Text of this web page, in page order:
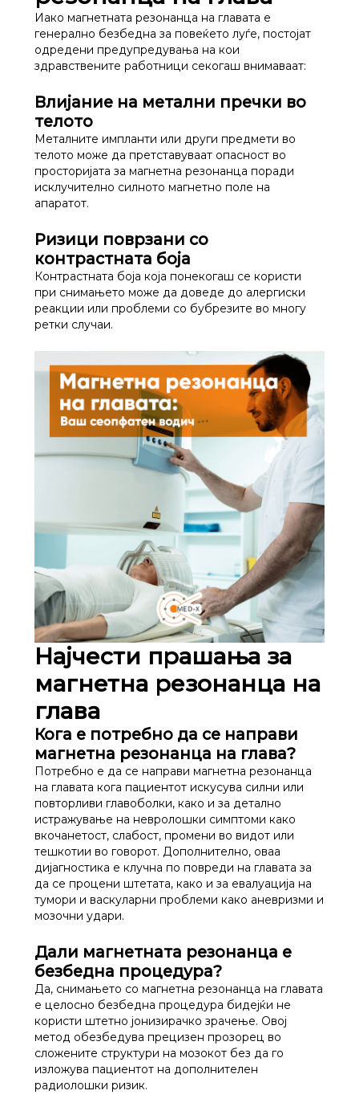
Иако магнетната резонанца на главата е
генерално безбедна за повеќето луѓе, постојат
одредени предупредувања на кои
здравствените работници секогаш внимаваат:
Влијание на метални пречки во
телото
Металните импланти или други предмети во
телото може да претставуваат опасност во
просторијата за магнетна резонанца поради
исклучително силното магнетно поле на
апаратот.
Ризици поврзани со
контрастната боја
Контрастната боја која понекогаш се користи
при снимањето може да доведе до алергиски
реакции или проблеми со бубрезите во многу
ретки случаи.
Најчести прашања за
магнетна резонанца на
глава
Кога е потребно да се направи
магнетна резонанца на глава?
Потребно е да се направи магнетна резонанца
на главата кога пациентот искусува силни или
повторливи главоболки, како и за детално
истражување на невролошки симптоми како
вкочанетост, слабост, промени во видот или
тешкотии во говорот. Дополнително, оваа
дијагностика е клучна по повреди на главата за
да се процени штетата, како и за евалуација на
тумори и васкуларни проблеми како аневризми и
мозочни удари.
Дали магнетната резонанца е
безбедна процедура?
Да, снимањето со магнетна резонанца на главата
е целосно безбедна процедура бидејќи не
користи штетно јонизирачко зрачење. Овој
метод обезбедува прецизен прозорец во
сложените структури на мозокот без да го
изложува пациентот на дополнителен
радиолошки ризик.